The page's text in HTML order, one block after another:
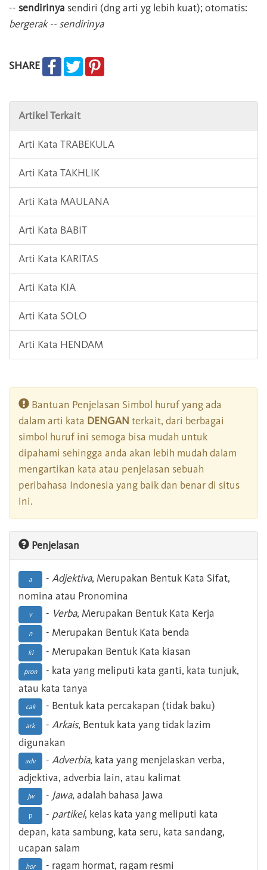
-- sendirinya sendiri (dng arti yg lebih kuat); otomatis:
bergerak -- sendirinya
SHARE
Artikel Terkait
Arti Kata TRABEKULA
Arti Kata TAKHLIK
Arti Kata MAULANA
Arti Kata BABIT
Arti Kata KARITAS
Arti Kata KIA
Arti Kata SOLO
Arti Kata HENDAM
Bantuan Penjelasan Simbol huruf yang ada
dalam arti kata DENGAN terkait, dari berbagai
simbol huruf ini semoga bisa mudah untuk
dipahami sehingga anda akan lebih mudah dalam
mengartikan kata atau penjelasan sebuah
peribahasa Indonesia yang baik dan benar di situs
ini.
Penjelasan
a - Adjektiva, Merupakan Bentuk Kata Sifat,
nomina atau Pronomina
v - Verba, Merupakan Bentuk Kata Kerja
n - Merupakan Bentuk Kata benda
ki - Merupakan Bentuk Kata kiasan
pron
- kata yang meliputi kata ganti, kata tunjuk,
atau kata tanya
cak - Bentuk kata percakapan (tidak baku)
ark - Arkais, Bentuk kata yang tidak lazim
digunakan
adv - Adverbia, kata yang menjelaskan verba,
adjektiva, adverbia lain, atau kalimat
Jw - Jawa, adalah bahasa Jawa
p - partikel, kelas kata yang meliputi kata
depan, kata sambung, kata seru, kata sandang,
ucapan salam
hor - ragam hormat, ragam resmi